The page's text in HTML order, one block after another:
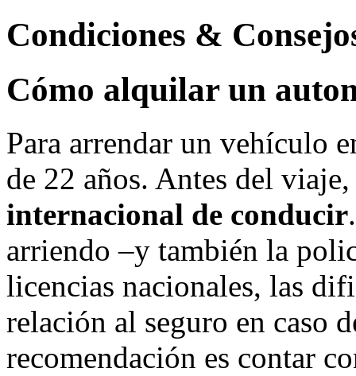
Condiciones &
Cómo alquilar un
Para arrendar un vehículo
de 22 años. Antes del
internacional de conducir
arriendo –y también la
licencias nacionales, las
relación al seguro en caso
recomendación es contar